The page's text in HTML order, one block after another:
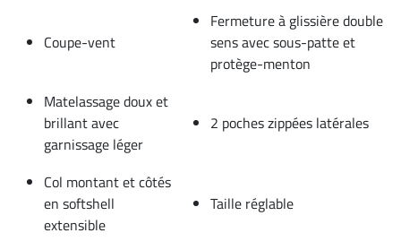
Coupe-vent
Fermeture à glissière double
sens avec sous-patte et
protège-menton
Matelassage doux et
brillant avec
garnissage léger
2 poches zippées latérales
Col montant et côtés
en softshell
extensible
Taille réglable